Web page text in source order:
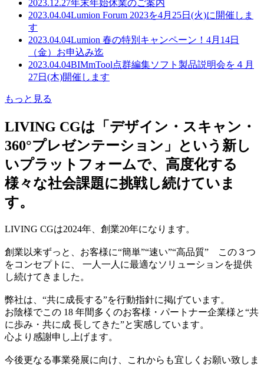
2023.12.27年末年始休業のご案内
2023.04.04Lumion Forum 2023を4月25日(火)に開催しま
す
2023.04.04Lumion 春の特別キャンペーン！4月14日
（金）お申込み迄
2023.04.04BIMmTool点群編集ソフト製品説明会を４月
27日(木)開催します
もっと見る
LIVING CGは「デザイン・スキャン・
360°プレゼンテーション」という新し
いプラットフォームで、高度化する
様々な社会課題に挑戦し続けていま
す。
LIVING CGは2024年、創業20年になります。
創業以来ずっと、お客様に“簡単”“速い”“高品質” この３つ
をコンセプトに、 一人一人に最適なソリューションを提供
し続けてきました。
弊社は、“共に成長する”を行動指針に掲げています。
お陰様でこの 18 年間多くのお客様・パートナー企業様と“共
に歩み・共に成 長してきた”と実感しています。
心より感謝申し上げます。
今後更なる事業発展に向け、これからも宜しくお願い致しま